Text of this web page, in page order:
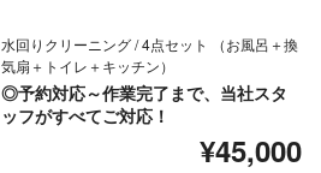
水回りクリーニング / 4点セット （お風呂＋換
気扇＋トイレ＋キッチン）
◎予約対応～作業完了まで、当社スタ
ッフがすべてご対応！
¥45,000